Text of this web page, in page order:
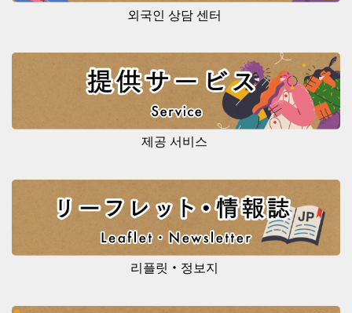
외국인 상담 센터
제공 서비스
리플릿・정보지